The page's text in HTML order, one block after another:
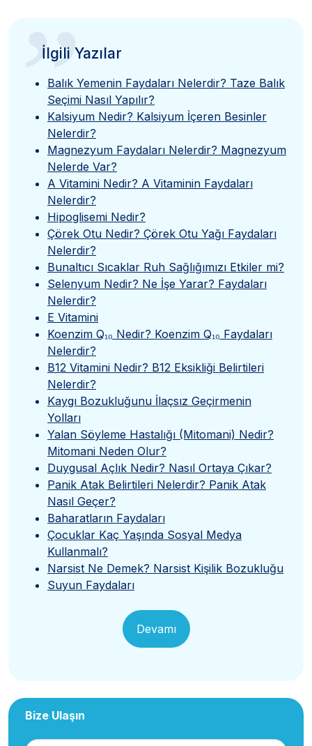
”
İlgili Yazılar
Balık Yemenin Faydaları Nelerdir? Taze Balık
Seçimi Nasıl Yapılır?
Kalsiyum Nedir? Kalsiyum İçeren Besinler
Nelerdir?
Magnezyum Faydaları Nelerdir? Magnezyum
Nelerde Var?
A Vitamini Nedir? A Vitaminin Faydaları
Nelerdir?
Hipoglisemi Nedir?
Çörek Otu Nedir? Çörek Otu Yağı Faydaları
Nelerdir?
Bunaltıcı Sıcaklar Ruh Sağlığımızı Etkiler mi?
Selenyum Nedir? Ne İşe Yarar? Faydaları
Nelerdir?
E Vitamini
Koenzim Q₁₀ Nedir? Koenzim Q₁₀ Faydaları
Nelerdir?
B12 Vitamini Nedir? B12 Eksikliği Belirtileri
Nelerdir?
Kaygı Bozukluğunu İlaçsız Geçirmenin
Yolları
Yalan Söyleme Hastalığı (Mitomani) Nedir?
Mitomani Neden Olur?
Duygusal Açlık Nedir? Nasıl Ortaya Çıkar?
Panik Atak Belirtileri Nelerdir? Panik Atak
Nasıl Geçer?
Baharatların Faydaları
Çocuklar Kaç Yaşında Sosyal Medya
Kullanmalı?
Narsist Ne Demek? Narsist Kişilik Bozukluğu
Suyun Faydaları
Devamı
Bize Ulaşın